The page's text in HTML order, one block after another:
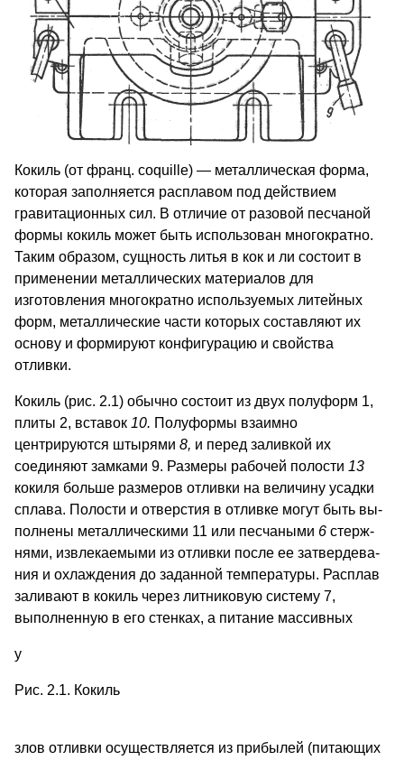
Кокиль (от франц. coquille) — металлическая форма,
которая заполняется расплавом под действием
гравитационных сил. В от­личие от разовой песчаной
формы кокиль может быть использован многократно.
Таким образом, сущность литья в кок и ли состоит в
применении металлических материалов для
изготовления многократно используемых литейных
форм, металлические части которых составляют их
основу и формируют конфигурацию и свойства
отливки.
Кокиль (рис. 2.1) обычно состоит из двух полуформ 1,
плиты 2, вставок 10. Полуформы взаимно
центрируются штырями 8, и перед заливкой их
соединяют замками 9. Размеры рабо­чей полости 13
кокиля больше размеров отливки на величину усадки
спла­ва. Полости и отверстия в отливке могут быть вы­
полнены металлическими 11 или песчаными 6 стерж­
нями, извлекаемыми из от­ливки после ее затвердева­
ния и охлаждения до за­данной температуры. Рас­плав
заливают в кокиль через литниковую систему 7,
выполненную в его стен­ках, а питание массивных
у
Рис. 2.1. Кокиль
злов отливки осущест­вляется из прибылей (питающих